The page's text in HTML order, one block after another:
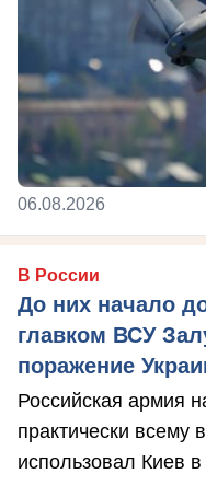
06.08.2026
В России
До них начало
главком ВСУ
поражение
Российская армия
практически
использовал Киев